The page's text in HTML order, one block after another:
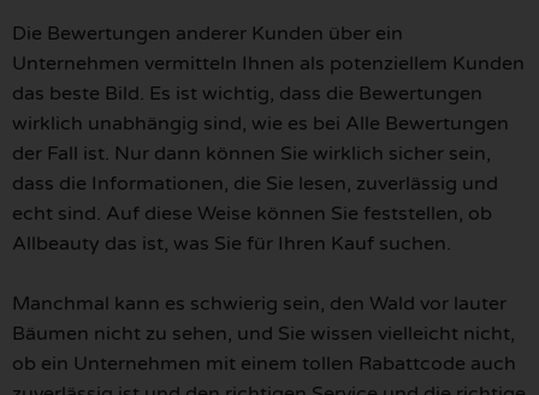
Die Bewertungen anderer Kunden über ein
Unternehmen vermitteln Ihnen als potenziellem Kunden
das beste Bild. Es ist wichtig, dass die Bewertungen
wirklich unabhängig sind, wie es bei Alle Bewertungen
der Fall ist. Nur dann können Sie wirklich sicher sein,
dass die Informationen, die Sie lesen, zuverlässig und
echt sind. Auf diese Weise können Sie feststellen, ob
Allbeauty das ist, was Sie für Ihren Kauf suchen.
Manchmal kann es schwierig sein, den Wald vor lauter
Bäumen nicht zu sehen, und Sie wissen vielleicht nicht,
ob ein Unternehmen mit einem tollen Rabattcode auch